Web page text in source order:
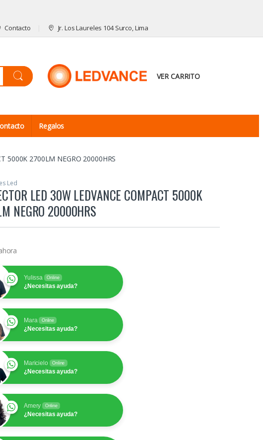
Contacto Jr. Los Laureles 104 Surco, Lima
VER CARRITO
Regalos
5000K 2700LM NEGRO 20000HRS
Led
LED 30W LEDVANCE COMPACT 5000K
NEGRO 20000HRS
Yulissa Online
¿Necesitas ayuda?
Mara Online
¿Necesitas ayuda?
Maricielo Online
¿Necesitas ayuda?
Amery Online
¿Necesitas ayuda?